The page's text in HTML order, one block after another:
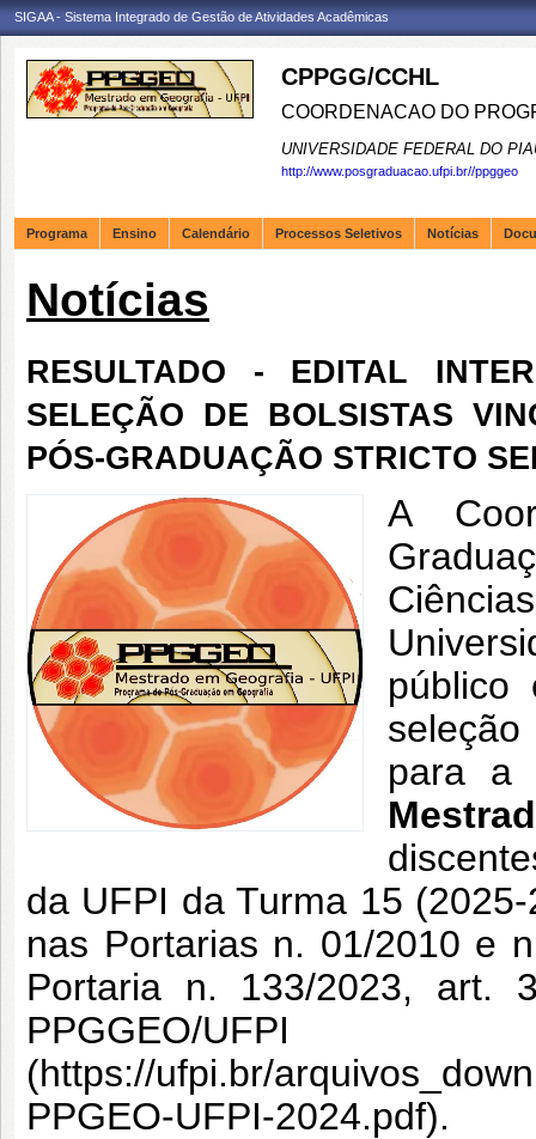
SIGAA - Sistema Integrado de Gestão de Atividades Acadêmicas
CPPGG/CCHL
COORDENACAO DO
UNIVERSIDADE FEDERAL DO
http://www.posgraduacao.ufpi.br//ppggeo
Programa Ensino Calendário Processos Seletivos Notícias
Notícias
RESULTADO - EDITAL
SELEÇÃO DE BOLSISTAS
PÓS-GRADUAÇÃO STRICTO
A
seleção
para a
da UFPI da Turma 15
nas Portarias n. 01/2010 e
Portaria n. 133/2023, art.
PPGGEO/UFPI
(https://ufpi.br/
PPGEO-UFPI-2024.pdf).